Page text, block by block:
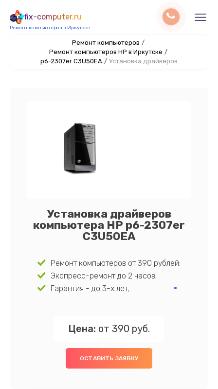
fix-computer.ru
Ремонт компьютеров в Иркутске
Ремонт компьютеров /
Ремонт компьютеров HP в Иркутске /
p6-2307er C3U50EA / Установка драйверов
Установка драйверов
компьютера HP p6-2307er
C3U50EA
Ремонт компьютеров от 390 рублей;
Экспресс-ремонт до 2 часов;
Гарантия - до 3-х лет;
Цена: от 390 руб.
ОСТАВИТЬ ЗАЯВКУ